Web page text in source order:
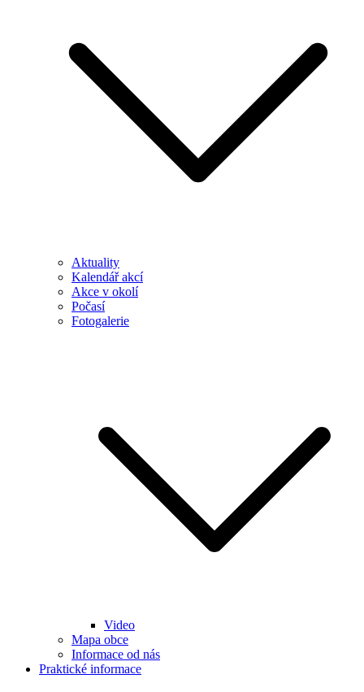
Aktuality
Kalendář akcí
Akce v okolí
Počasí
Fotogalerie
Video
Mapa obce
Informace od nás
Praktické informace